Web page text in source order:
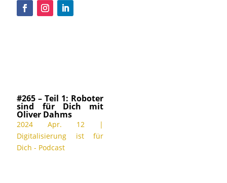
#265 – Teil 1: Roboter
sind für Dich mit
Oliver Dahms
2024 Apr. 12 |
Digitalisierung ist für
Dich - Podcast